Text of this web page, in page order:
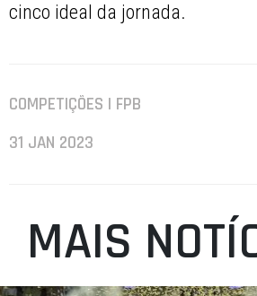
cinco ideal da jornada.
COMPETIÇÕES | FPB
31 JAN 2023
MAIS